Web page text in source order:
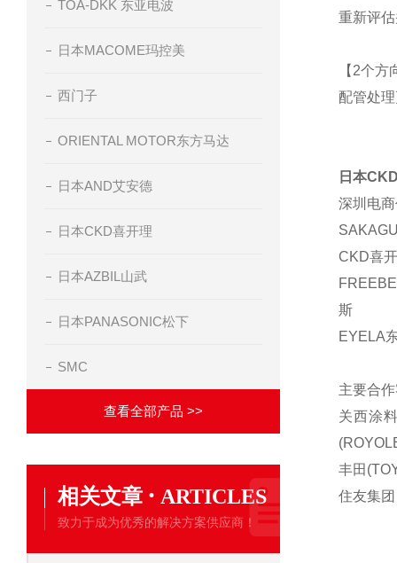
TOA-DKK 东亚电波
日本MACOME玛控美
西门子
ORIENTAL MOTOR东方马达
日本AND艾安德
日本CKD喜开理
日本AZBIL山武
日本PANASONIC松下
SMC
查看全部产品 >>
相关文章 · ARTICLES
致力于成为优秀的解决方案供应商！
重新评
【2个
配管处
日本
深圳电
CKD喜
斯
EYELA
主要合
关西涂
丰田
住友集